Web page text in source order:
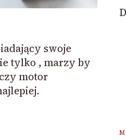
swoje
tylko , marzy by
motor